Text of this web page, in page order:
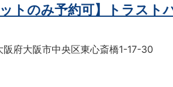
ットのみ予約可】トラスト
阪府大阪市中央区東心斎橋1-17-30